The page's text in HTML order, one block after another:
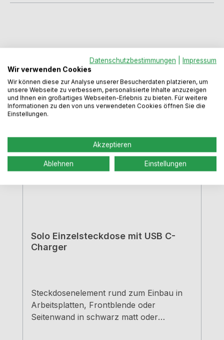
Produktgalerie überspringen
Varianten
Solo Einzelsteckdose mit USB C-
Charger
Steckdosenelement rund zum Einbau in
Arbeitsplatten, Frontblende oder
Seitenwand in schwarz matt oder
Datenschutzbestimmungen
Impressum
Wir verwenden Cookies
Wir können diese zur Analyse unserer Besucherdaten platzieren, um
unsere Webseite zu verbessern, personalisierte Inhalte anzuzeigen
und Ihnen ein großartiges Webseiten-Erlebnis zu bieten. Für weitere
Informationen zu den von uns verwendeten Cookies öffnen Sie die
Einstellungen.
Akzeptieren
Ablehnen Einstellungen